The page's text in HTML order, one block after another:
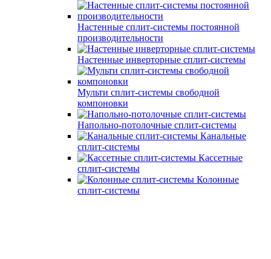
Настенные сплит-системы постоянной
производительности
Настенные инверторные сплит-системы
Мульти сплит-системы свободной
компоновки
Напольно-потолочные сплит-системы
Канальные
сплит-системы
Кассетные
сплит-системы
Колонные
сплит-системы